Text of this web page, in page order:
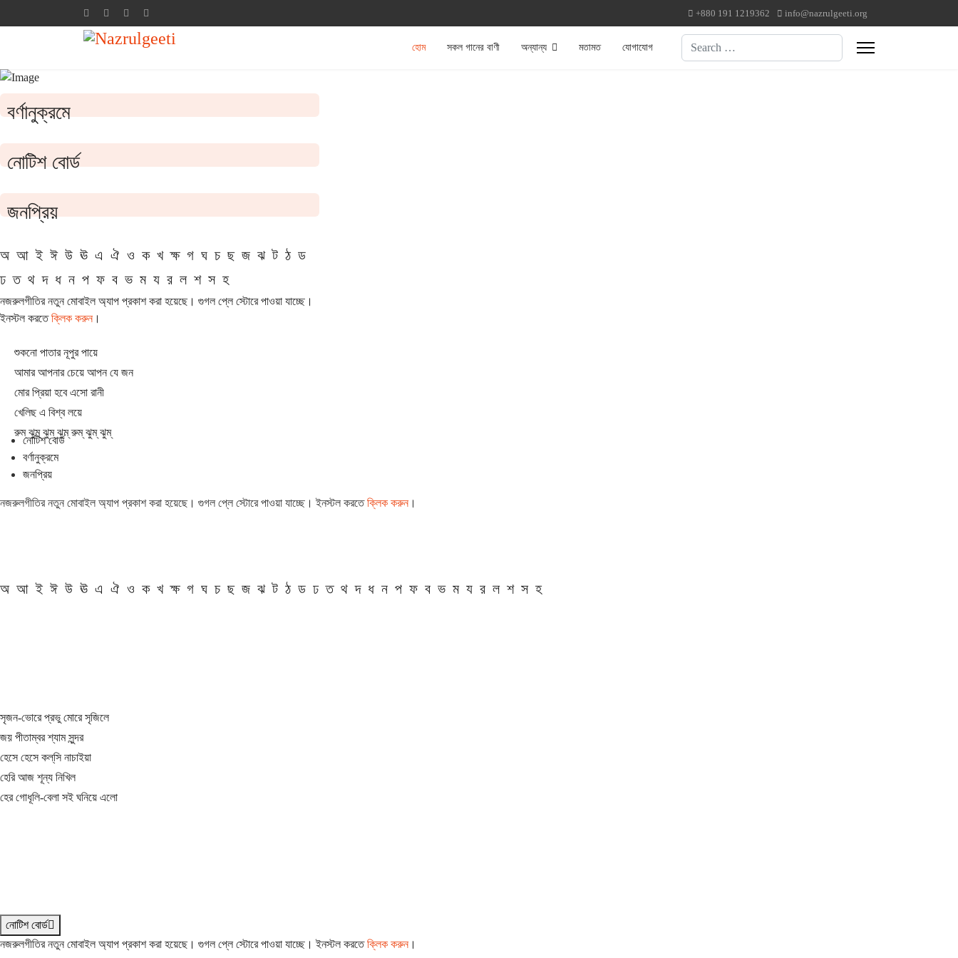
+880 191 1219362 info@nazrulgeeti.org
হোম সকল গানের বাণী অন্যান্য মতামত যোগাযোগ Search
বর্ণানুক্রমে
নোটিশ বোর্ড
জনপ্রিয়
অ আ ই ঈ উ ঊ এ ঐ ও ক খ ক্ষ গ ঘ চ ছ জ ঝ ট ঠ ড
ঢ ত থ দ ধ ন প ফ ব ভ ম য র ল শ স হ
নজরুলগীতির নতুন মোবাইল অ্যাপ প্রকাশ করা হয়েছে। গুগল প্লে স্টোরে পাওয়া যাচ্ছে।
ইনস্টল করতেক্লিক করুন।
শুকনো পাতার নূপুর পায়ে
আমার আপনার চেয়ে আপন যে জন
মোর প্রিয়া হবে এসো রানী
খেলিছ এ বিশ্ব লয়ে
রুম্ ঝুম্ ঝুম্ ঝুম্ রুম্ ঝুম্ ঝুম্
নোটিশ বোর্ড
বর্ণানুক্রমে
জনপ্রিয়
নজরুলগীতির নতুন মোবাইল অ্যাপ প্রকাশ করা হয়েছে। গুগল প্লে স্টোরে পাওয়া যাচ্ছে। ইনস্টল করতেক্লিক করুন।
অ আ ই ঈ উ ঊ এ ঐ ও ক খ ক্ষ গ ঘ চ ছ জ ঝ ট ঠ ড ঢ ত থ দ ধ ন প ফ ব ভ ম য র ল শ স হ
সৃজন-ভোরে প্রভু মোরে সৃজিলে
জয় পীতাম্বর শ্যাম সুন্দর
হেসে হেসে কল্‌সি নাচাইয়া
হেরি আজ শূন্য নিখিল
হের গোধূলি-বেলা সই ঘনিয়ে এলো
নোটিশ বোর্ড
নজরুলগীতির নতুন মোবাইল অ্যাপ প্রকাশ করা হয়েছে। গুগল প্লে স্টোরে পাওয়া যাচ্ছে। ইনস্টল করতেক্লিক করুন।